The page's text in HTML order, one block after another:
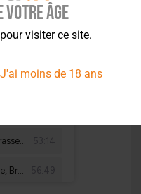
votre âge
visiter ce site.
J'ai moins de 18 ans